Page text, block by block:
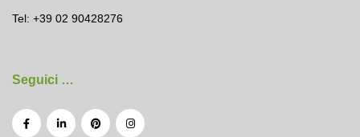
Tel: +39 02 90428276
Seguici …